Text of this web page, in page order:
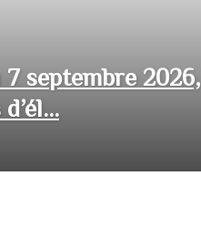
septembre 2026,